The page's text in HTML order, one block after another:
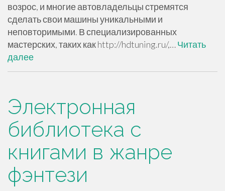
возрос, и многие автовладельцы стремятся
сделать свои машины уникальными и
неповторимыми. В специализированных
мастерских, таких как http://hdtuning.ru/,…Читать
далее
Электронная
библиотека с
книгами в жанре
фэнтези